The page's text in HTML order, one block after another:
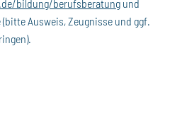
bildung/berufsberatung und
Ausweis, Zeugnisse und ggf.